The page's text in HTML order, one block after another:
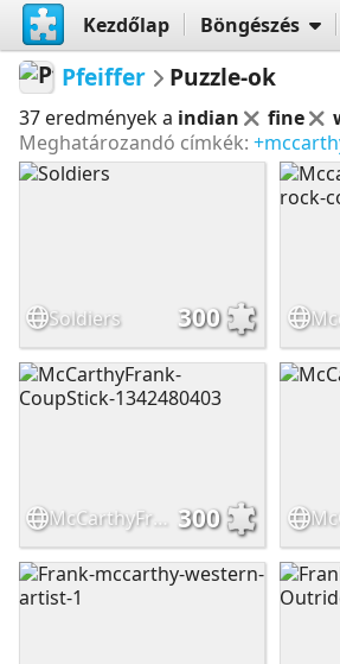
Kezdőlap Böngészés
Pfeiffer Puzzle-ok
37 eredmények a indian fine
Meghatározandó címkék:
Soldiers 300
300